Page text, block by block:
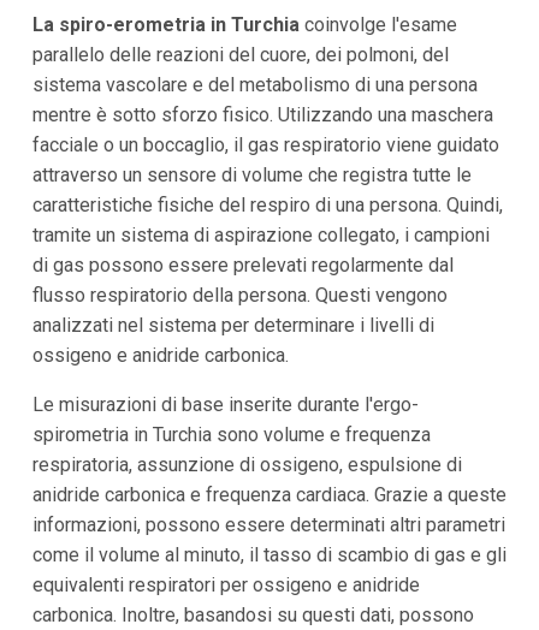
La spiro-erometria in Turchiacoinvolge l'esame
parallelo delle reazioni del cuore, dei polmoni, del
sistema vascolare e del metabolismo di una persona
mentre è sotto sforzo fisico. Utilizzando una maschera
facciale o un boccaglio, il gas respiratorio viene guidato
attraverso un sensore di volume che registra tutte le
caratteristiche fisiche del respiro di una persona. Quindi,
tramite un sistema di aspirazione collegato, i campioni
di gas possono essere prelevati regolarmente dal
flusso respiratorio della persona. Questi vengono
analizzati nel sistema per determinare i livelli di
ossigeno e anidride carbonica.
Le misurazioni di base inserite durante l'ergo-
spirometria in Turchia sono volume e frequenza
respiratoria, assunzione di ossigeno, espulsione di
anidride carbonica e frequenza cardiaca. Grazie a queste
informazioni, possono essere determinati altri parametri
come il volume al minuto, il tasso di scambio di gas e gli
equivalenti respiratori per ossigeno e anidride
carbonica. Inoltre, basandosi su questi dati, possono